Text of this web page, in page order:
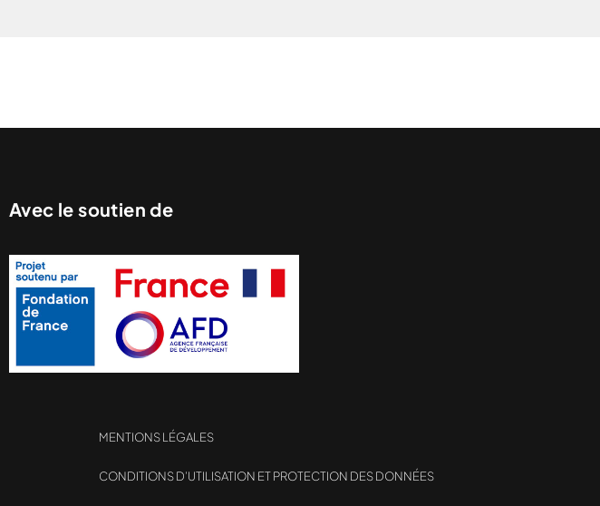
Avec le soutien de
MENTIONS LÉGALES
CONDITIONS D’UTILISATION ET PROTECTION DES DONNÉES